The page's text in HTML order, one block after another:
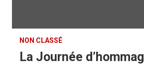
NON CLASSÉ
La Journée